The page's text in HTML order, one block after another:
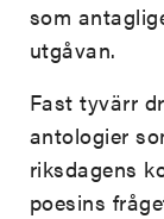
som
utgåvan.
Fast tyvärr
antologier
riksdagens
poesins